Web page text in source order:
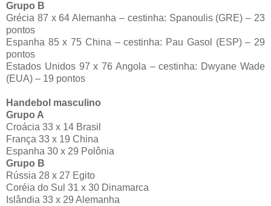
Grupo B
Grécia 87 x 64 Alemanha – cestinha: Spanoulis (GRE) – 23
pontos
Espanha 85 x 75 China – cestinha: Pau Gasol (ESP) – 29
pontos
Estados Unidos 97 x 76 Angola – cestinha: Dwyane Wade
(EUA) – 19 pontos
Handebol masculino
Grupo A
Croácia 33 x 14 Brasil
França 33 x 19 China
Espanha 30 x 29 Polônia
Grupo B
Rússia 28 x 27 Egito
Coréia do Sul 31 x 30 Dinamarca
Islândia 33 x 29 Alemanha